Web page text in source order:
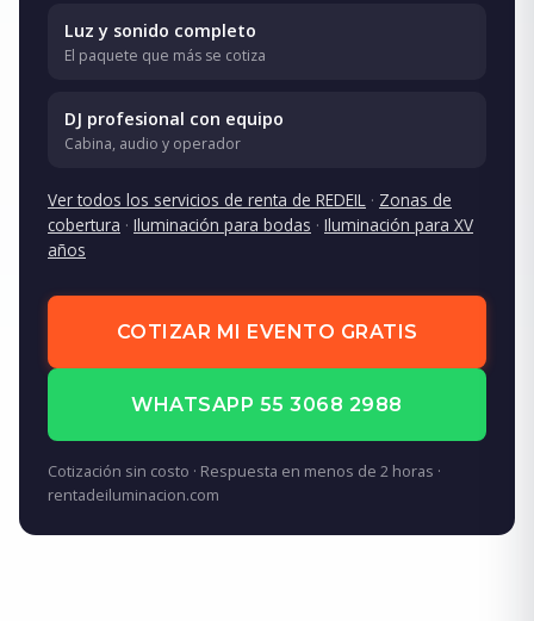
Luz y sonido completo
El paquete que más se cotiza
DJ profesional con equipo
Cabina, audio y operador
Ver todos los servicios de renta de REDEIL · Zonas de
cobertura · Iluminación para bodas · Iluminación para XV
años
COTIZAR MI EVENTO GRATIS
WHATSAPP 55 3068 2988
Cotización sin costo · Respuesta en menos de 2 horas ·
rentadeiluminacion.com